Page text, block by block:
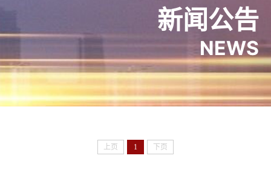
新闻公告
NEWS
上页 1 下页